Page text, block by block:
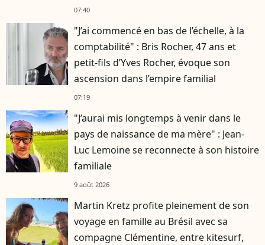
07:40
"J’ai commencé en bas de l’échelle, à la
comptabilité" : Bris Rocher, 47 ans et
petit-fils d’Yves Rocher, évoque son
ascension dans l’empire familial
07:19
"J’aurai mis longtemps à venir dans le
pays de naissance de ma mère" : Jean-
Luc Lemoine se reconnecte à son histoire
familiale
9 août 2026
Martin Kretz profite pleinement de son
voyage en famille au Brésil avec sa
compagne Clémentine, entre kitesurf,